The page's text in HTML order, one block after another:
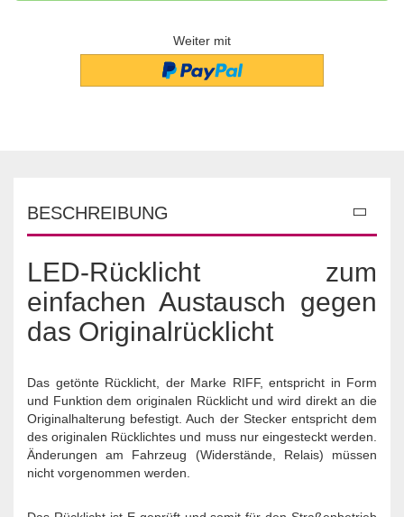
Weiter mit
BESCHREIBUNG
LED-Rücklicht zum
einfachen Austausch gegen
das Originalrücklicht
Das getönte Rücklicht, der Marke RIFF, entspricht in Form
und Funktion dem originalen Rücklicht und wird direkt an die
Originalhalterung befestigt. Auch der Stecker entspricht dem
des originalen Rücklichtes und muss nur eingesteckt werden.
Änderungen am Fahrzeug (Widerstände, Relais) müssen
nicht vorgenommen werden.